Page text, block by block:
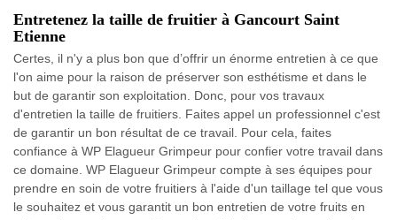
Entretenez la taille de fruitier à Gancourt Saint
Etienne
Certes, il n'y a plus bon que d’offrir un énorme entretien à ce que
l'on aime pour la raison de préserver son esthétisme et dans le
but de garantir son exploitation. Donc, pour vos travaux
d'entretien la taille de fruitiers. Faites appel un professionnel c'est
de garantir un bon résultat de ce travail. Pour cela, faites
confiance à WP Elagueur Grimpeur pour confier votre travail dans
ce domaine. WP Elagueur Grimpeur compte à ses équipes pour
prendre en soin de votre fruitiers à l'aide d'un taillage tel que vous
le souhaitez et vous garantit un bon entretien de votre fruits en